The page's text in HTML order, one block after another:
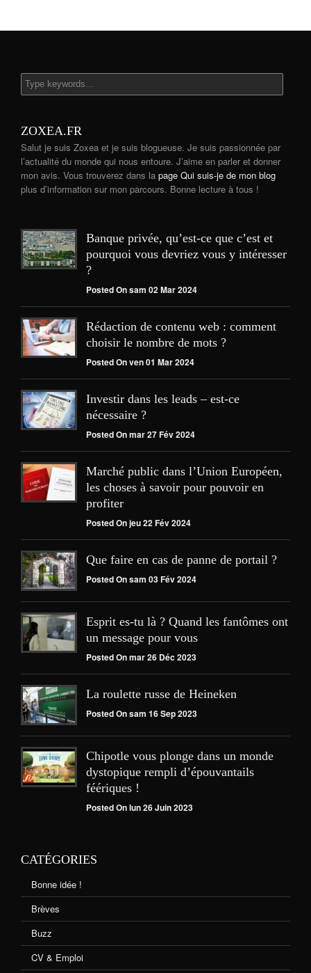
ZOXEA.FR
Salut je suis Zoxea et je suis blogueuse. Je suis passionnée par
l’actualité du monde qui nous entoure. J’aime en parler et donner
mon avis. Vous trouverez dans la page Qui suis-je de mon blog
plus d’information sur mon parcours. Bonne lecture à tous !
Banque privée, qu’est-ce que c’est et
pourquoi vous devriez vous y intéresser
?
Posted On sam 02 Mar 2024
Rédaction de contenu web : comment
choisir le nombre de mots ?
Posted On ven 01 Mar 2024
Investir dans les leads – est-ce
nécessaire ?
Posted On mar 27 Fév 2024
Marché public dans l’Union Européen,
les choses à savoir pour pouvoir en
profiter
Posted On jeu 22 Fév 2024
Que faire en cas de panne de portail ?
Posted On sam 03 Fév 2024
Esprit es-tu là ? Quand les fantômes ont
un message pour vous
Posted On mar 26 Déc 2023
La roulette russe de Heineken
Posted On sam 16 Sep 2023
Chipotle vous plonge dans un monde
dystopique rempli d’épouvantails
féériques !
Posted On lun 26 Juin 2023
CATÉGORIES
Bonne idée !
Brèves
Buzz
CV & Emploi